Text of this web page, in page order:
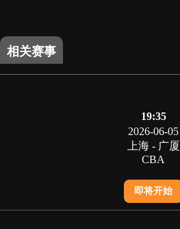
相关赛事
19:35
2026-06-05
上海 - 广厦
CBA
即将开始